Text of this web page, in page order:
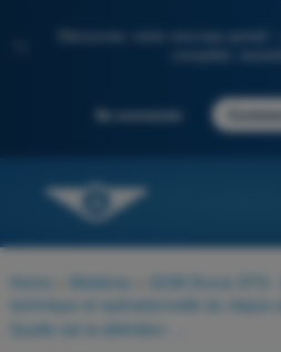
Découvrez notre nouveau portail
Se connecter
Home Matières QCM Drone STS
technique et opérationnelle du risque